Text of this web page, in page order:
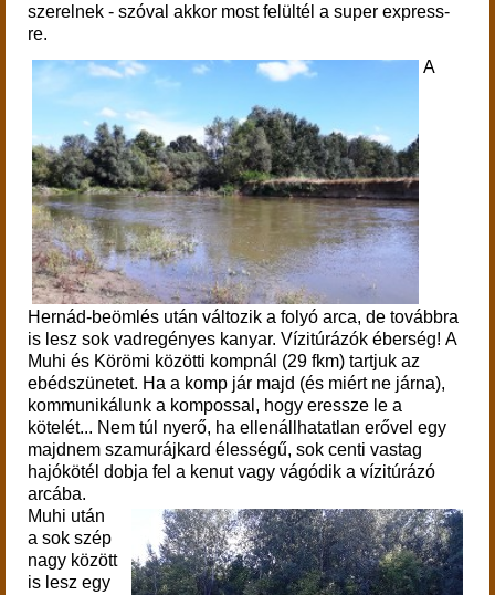
szerelnek - szóval akkor most felültél a super express-
re.
A
Hernád-beömlés után változik a folyó arca, de továbbra
is lesz sok vadregényes kanyar. Vízitúrázók éberség! A
Muhi és Körömi közötti kompnál (29 fkm) tartjuk az
ebédszünetet. Ha a komp jár majd (és miért ne járna),
kommunikálunk a kompossal, hogy eressze le a
kötelét... Nem túl nyerő, ha ellenállhatatlan erővel egy
majdnem szamurájkard élességű, sok centi vastag
hajókötél dobja fel a kenut vagy vágódik a vízitúrázó
arcába.
Muhi után
a sok szép
nagy között
is lesz egy